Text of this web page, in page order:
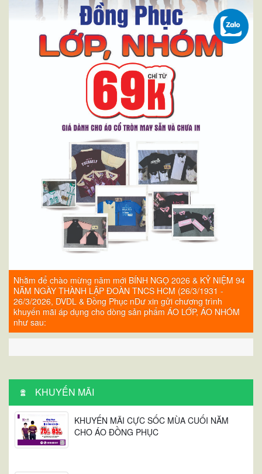
Nhằm để chào mừng năm mới BÍNH NGỌ 2026 & KỶ NIỆM 94
NĂM NGÀY THÀNH LẬP ĐOÀN TNCS HCM (26/3/1931 -
26/3/2026, DVDL & Đồng Phục nDư xin gửi chương trình
khuyến mãi áp dụng cho dòng sản phẩm ÁO LỚP, ÁO NHÓM
như sau:
KHUYẾN MÃI
KHUYẾN MÃI CỰC SỐC MÙA CUỐI NĂM
CHO ÁO ĐỒNG PHỤC